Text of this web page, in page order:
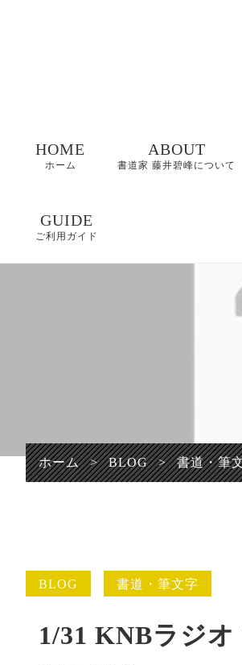
HOME
ホーム
ABOUT
書道家 藤井碧峰について
GUIDE
ご利用ガイド
ホーム > BLOG > 書道・筆
BLOG 書道・筆文字
1/31 KNBラジ